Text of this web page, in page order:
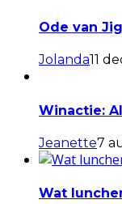
Ode van
Jolanda11
Winactie:
Jeanette7
Wat